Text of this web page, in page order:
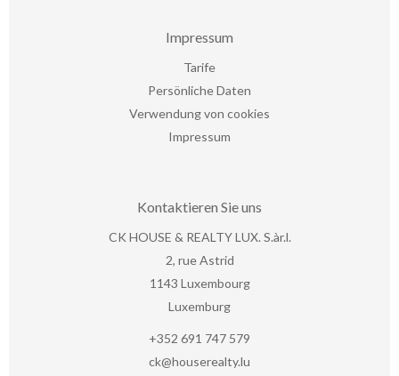
Impressum
Tarife
Persönliche Daten
Verwendung von cookies
Impressum
Kontaktieren Sie uns
CK HOUSE & REALTY LUX. S.àr.l.
2, rue Astrid
1143 Luxembourg
Luxemburg
+352 691 747 579
ck@houserealty.lu